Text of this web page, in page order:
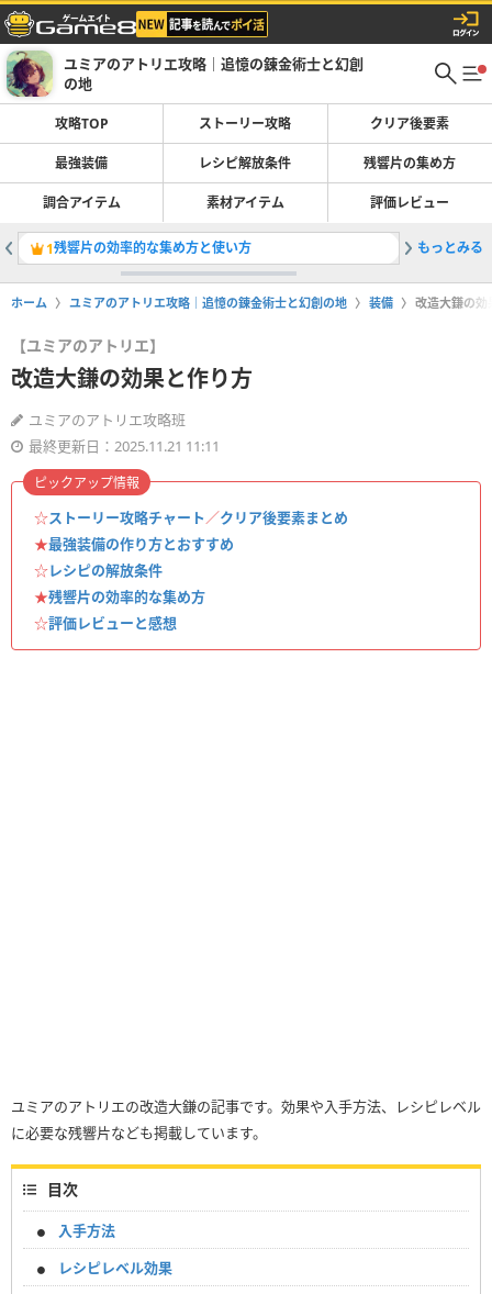
ユミアのアトリエ攻略｜追憶の錬金術士と幻創
の地
攻略TOP ストーリー攻略 クリア後要素
最強装備 レシピ解放条件 残響片の集め方
調合アイテム 素材アイテム 評価レビュー
1残響片の効率的な集め方と使い方 2複製機
もっとみる
ホーム ユミアのアトリエ攻略｜追憶の錬金術士と幻創の地 装備 改造大鎌の効
【ユミアのアトリエ】
改造大鎌の効果と作り方
ユミアのアトリエ攻略班
最終更新日：2025.11.21 11:11
☆ストーリー攻略チャート／クリア後要素まとめ
★最強装備の作り方とおすすめ
☆レシピの解放条件
★残響片の効率的な集め方
☆評価レビューと感想
ピックアップ情報
ユミアのアトリエの改造大鎌の記事です。効果や入手方法、レシピレベル
に必要な残響片なども掲載しています。
目次
入手方法
レシピレベル効果